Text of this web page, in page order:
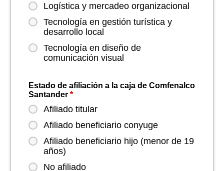
Logística y mercadeo organizacional
Tecnología en gestión turística y
desarrollo local
Tecnología en diseño de
comunicación visual
Estado de afiliación a la caja de Comfenalco
Santander*
Afiliado titular
Afiliado beneficiario conyuge
Afiliado beneficiario hijo (menor de 19
años)
No afiliado